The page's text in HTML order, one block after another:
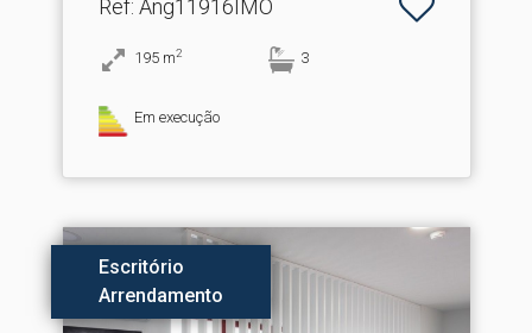
Ref: Ang11916IMO
195 m2 3
Em execução
Escritório
Arrendamento